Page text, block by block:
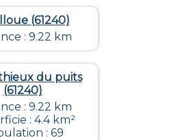
(61240)
: 9.22 km
du puits
(61240)
: 9.22 km
: 4.4 km²
: 69